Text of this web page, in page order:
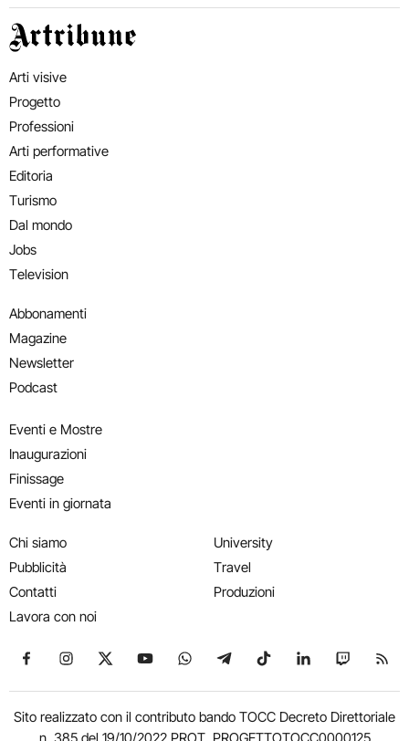
Artribune
Arti visive
Progetto
Professioni
Arti performative
Editoria
Turismo
Dal mondo
Jobs
Television
Abbonamenti
Magazine
Newsletter
Podcast
Eventi e Mostre
Inaugurazioni
Finissage
Eventi in giornata
Chi siamo
Pubblicità
Contatti
Lavora con noi
University
Travel
Produzioni
Seguici su Facebook
Seguici su Instagram
Seguici su X
Seguici su YouTube
Seguici su WhatsApp
Seguici su Telegram
Seguici su TikTok
Seguici su
Seguici
Sito realizzato con il contributo bando TOCC Decreto Direttoriale